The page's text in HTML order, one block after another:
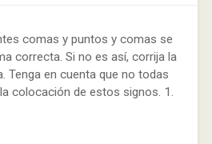
comas y puntos y comas se
correcta. Si no es así, corrija la
Tenga en cuenta que no todas
colocación de estos signos. 1.